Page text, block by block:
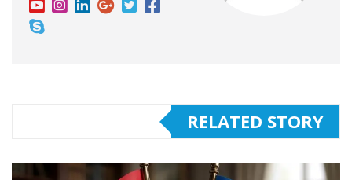
RELATED STORY